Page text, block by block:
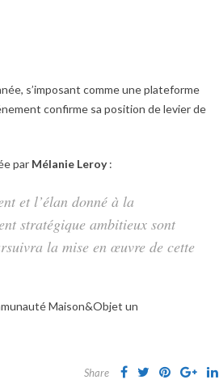
s’imposant comme une plateforme
confirme sa position de levier de
par Mélanie Leroy:
et l’élan donné à la
stratégique ambitieux sont
la mise en œuvre de cette
Maison&Objet un
Share